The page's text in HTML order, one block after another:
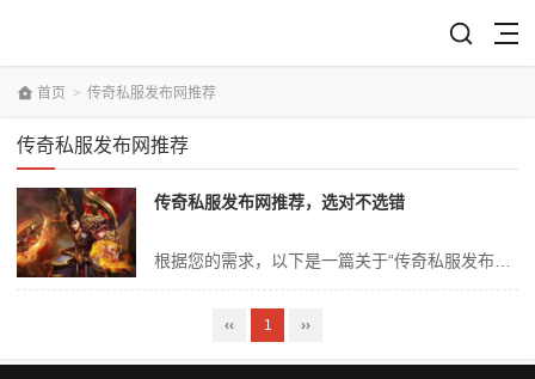
首页 > 传奇私服发布网推荐
传奇私服发布网推荐
传奇私服发布网推荐，选对不选错
‹‹ 1 ››